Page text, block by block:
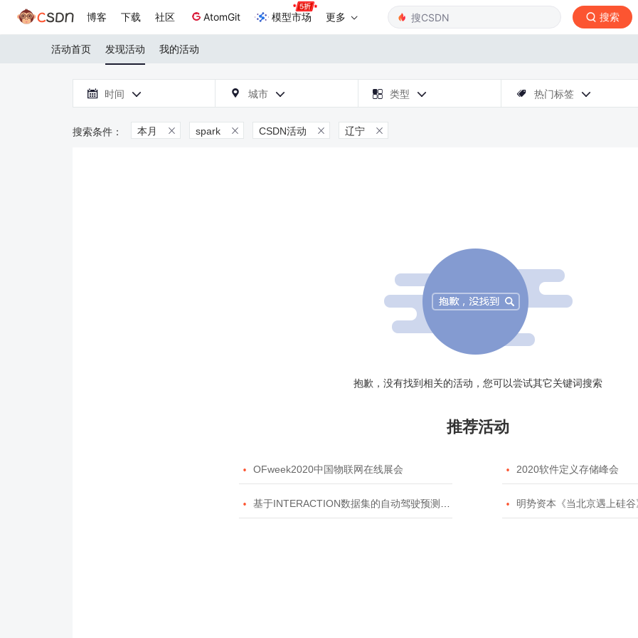
博客 下载 社区 AtomGit 模型市场 更多 搜索
活动首页 发现活动 我的活动
 时间   城市   类型   热门标签 
本月  spark  CSDN活动  辽宁 
抱歉，没有找到相关的活动，您可以尝试其它关键词搜索
推荐活动
 OFweek2020中国物联网在线展会  2020软件定义存储峰会
 基于INTERACTION数据集的自动驾驶预测模型挑战赛  明势资本《当北京遇上硅谷》系列